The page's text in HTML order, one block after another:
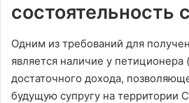
состоятельность
Одним из требований для
является наличие у петиционера
достаточного дохода,
будущую супругу на